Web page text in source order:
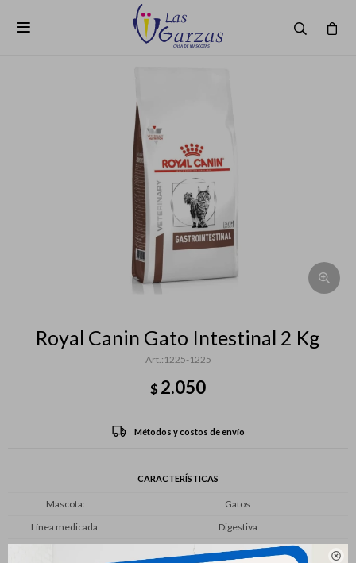


Royal Canin Gato Intestinal 2 Kg
1225-1225
$2.050
Métodos y costos de envío
CARACTERÍSTICAS
Mascota
Gatos
Línea medicada
Digestiva